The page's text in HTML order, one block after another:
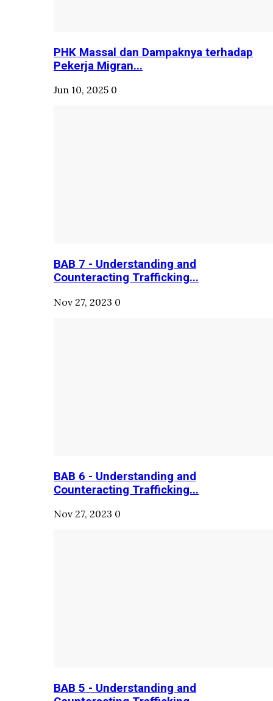
PHK Massal dan Dampaknya terhadap
Pekerja Migran...
Jun 10, 2025 0
BAB 7 - Understanding and
Counteracting Trafficking...
Nov 27, 2023 0
BAB 6 - Understanding and
Counteracting Trafficking...
Nov 27, 2023 0
BAB 5 - Understanding and